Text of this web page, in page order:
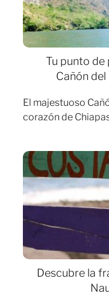
Tu punto de
Cañón
El majestuoso
corazón de
Descubre la